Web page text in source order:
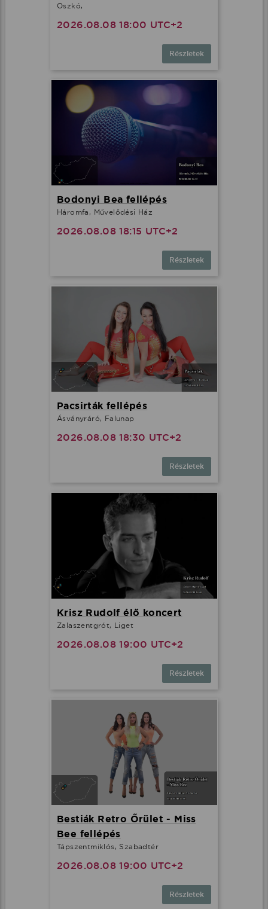
Oszkó,
2026.08.08 18:00 UTC+2
Részletek
Bodonyi Bea fellépés
Háromfa, Művelődési Ház
2026.08.08 18:15 UTC+2
Részletek
Pacsirták fellépés
Ásványráró, Falunap
2026.08.08 18:30 UTC+2
Részletek
Krisz Rudolf élő koncert
Zalaszentgrót, Liget
2026.08.08 19:00 UTC+2
Részletek
Bestiák Retro Őrület - Miss
Bee fellépés
Tápszentmiklós, Szabadtér
2026.08.08 19:00 UTC+2
Részletek